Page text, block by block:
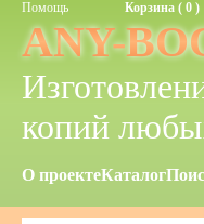
Помощь Корзина ( 0 )
ANY-
копий
О проектеКаталог